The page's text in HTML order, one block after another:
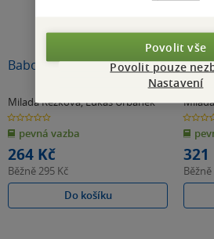
Babočky
Milada Rezková,Lukáš Urbánek
0.0
z
5
hvězdiček
pevná vazba
264 Kč
Běžně295 Kč
Do košíku
0.0
z
5
321
Běžně
Povolit vše
Povolit pouze
Nastavení